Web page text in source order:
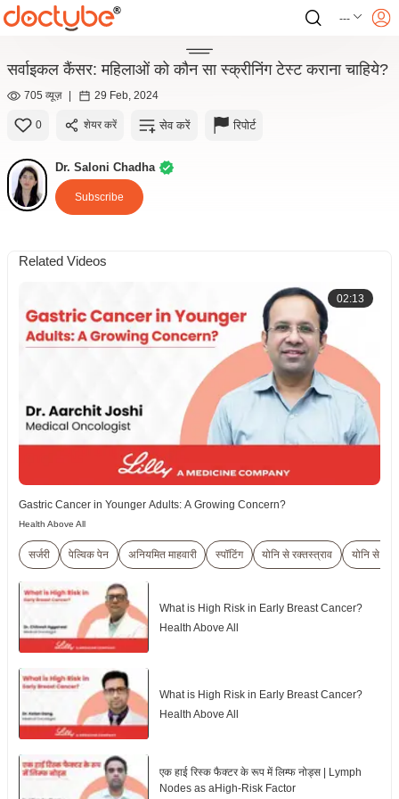
---
सर्वाइकल कैंसर: महिलाओं को कौन सा स्क्रीनिंग टेस्ट कराना चाहिये?
705 व्यूज़ | 29 Feb, 2024
0 शेयर करें सेव करें रिपोर्ट
Dr. Saloni Chadha
Subscribe
Related Videos
02:13
Gastric Cancer in Younger Adults: A Growing Concern?
Health Above All
सर्जरी पेल्विक पेन अनियमित माहवारी स्पॉटिंग योनि से रक्तस्त्राव योनि से
What is High Risk in Early Breast Cancer?
Health Above All
What is High Risk in Early Breast Cancer?
Health Above All
एक हाई रिस्क फैक्टर के रूप में लिम्फ नोड्स | Lymph
Nodes as aHigh-Risk Factor